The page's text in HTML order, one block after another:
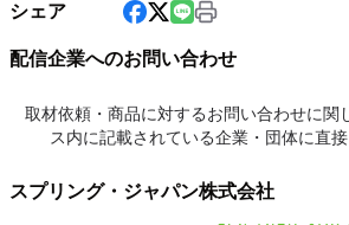
シェア
配信企業へのお問い合わせ
取材依頼・商品に対するお問い合わせに関
ス内に記載されている企業・団体に直接
スプリング・ジャパン株式会社